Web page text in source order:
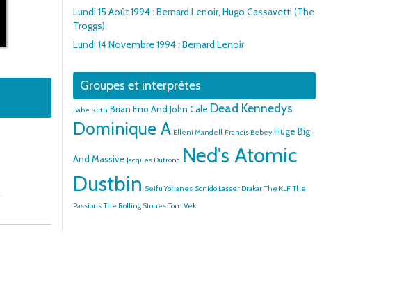
Lundi 15 Août 1994 : Bernard Lenoir, Hugo Cassavetti (The
Troggs)
Lundi 14 Novembre 1994 : Bernard Lenoir
Groupes et interprètes
Babe Ruth Brian Eno And John Cale Dead Kennedys
Dominique A Elleni Mandell Francis Bebey Huge Big
And Massive Jacques Dutronc Ned's Atomic
Dustbin Seifu Yohanes Sonido Lasser Drakar The KLF The
Passions The Rolling Stones Tom Vek